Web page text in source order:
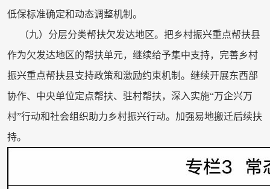
低保标准确定和动态调整机制。
（九）分层分类帮扶欠发达地区。把乡村振兴重点帮扶县
作为欠发达地区的帮扶单元，继续给予集中支持，完善乡村
振兴重点帮扶县支持政策和激励约束机制。继续开展东西部
协作、中央单位定点帮扶、驻村帮扶，深入实施“万企兴万
村”行动和社会组织助力乡村振兴行动。加强易地搬迁后续扶
持。